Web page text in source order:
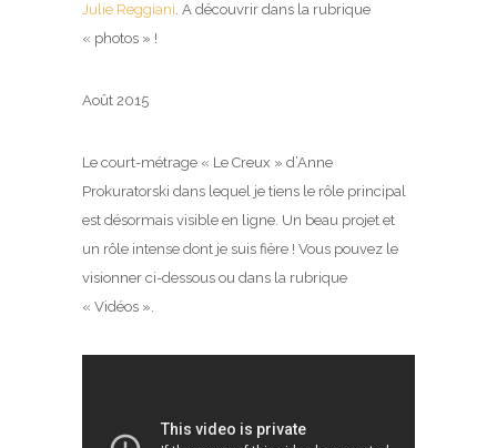
Julie Reggiani. A découvrir dans la rubrique
« photos » !
Août 2015
Le court-métrage « Le Creux » d’Anne
Prokuratorski dans lequel je tiens le rôle principal
est désormais visible en ligne. Un beau projet et
un rôle intense dont je suis fière ! Vous pouvez le
visionner ci-dessous ou dans la rubrique
« Vidéos ».